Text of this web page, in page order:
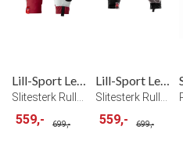
Lill-Sport Legend Roller Hanske Rød
559,- 699,-
Lill-Sport Legend Roller Hanske Sort
559,- 699,-